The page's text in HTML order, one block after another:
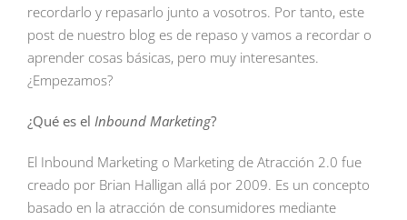
recordarlo y repasarlo junto a vosotros. Por tanto, este
post de nuestro blog es de repaso y vamos a recordar o
aprender cosas básicas, pero muy interesantes.
¿Empezamos?
¿Qué es el Inbound Marketing?
El Inbound Marketing o Marketing de Atracción 2.0 fue
creado por Brian Halligan allá por 2009. Es un concepto
basado en la atracción de consumidores mediante